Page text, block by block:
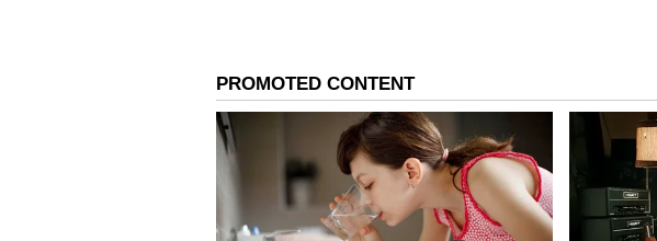
ರೇಣು ಭಾಟಿಯಾ ದೂರಿನಲ್ಲಿ ತಿಳಿಸಿದ್ದಾರೆ.
ಈ ಘಟನೆಯು 23 ಸೆಪ್ಟೆಂಬರ್, 2023 ರಂದು ಒಪಿ ಜಿಂದಾಲ್
ಸಂಭವಿಸಿದೆ, ಅಲ್ಲಿ ಸಮೀನಾ ದಳವಾಯಿ ಈ ಕೃತ್ಯಗಳನ್ನು
ಕಮಿಷನರ್‌ಗೆ ನೀಡಿದ ದೂರಿನಲ್ಲಿ ಆರೋಪಿಸಲಾಗಿದೆ. ಅಲ್ಲದೆ, ನವೆಂಬರ್
ಭೇಟಿಯ ಸಮಯದಲ್ಲಿ ವಿದ್ಯಾರ್ಥಿಗಳು ದುಃಖಕರ ಘಟನೆಯನ್ನು